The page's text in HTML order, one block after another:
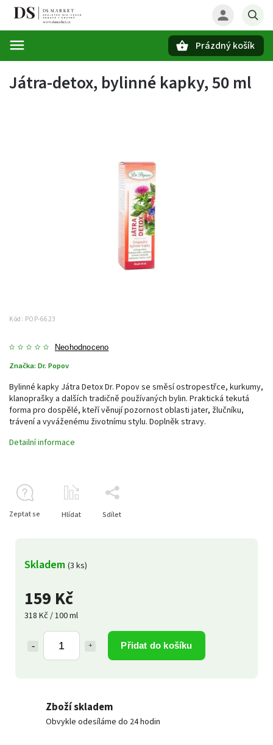
Prázdný košík
Játra-detox, bylinné kapky, 50 ml
Kód: POP-6623
Neohodnoceno
Značka: Dr. Popov
159 Kč
318 Kč / 100 ml
Přidat do košíku
Skladem (3 ks)
Bylinné kapky Játra Detox Dr. Popov se směsí ostropestřce, kurkumy,
klanoprašky a dalších tradičně používaných bylin. Praktická tekutá
forma pro dospělé, kteří věnují pozornost oblasti jater, žlučníku,
trávení a vyváženému životnímu stylu. Doplněk stravy.
Detailní informace
Zeptat se Hlídat Sdílet
Zboží skladem
Obvykle odesíláme do 24 hodin